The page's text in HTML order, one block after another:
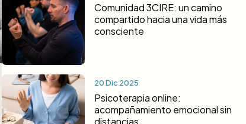
Comunidad 3CIRE: un camino
compartido hacia una vida más
consciente
20 Dic 2025
Psicoterapia online:
acompañamiento emocional sin
distancias